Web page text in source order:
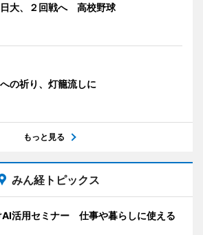
大、２回戦へ 高校野球
の祈り、灯籠流しに
もっと見る
みん経トピックス
AI活用セミナー 仕事や暮らしに使える